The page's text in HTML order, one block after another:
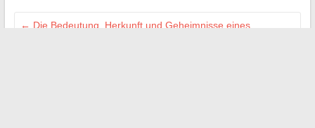
← Die Bedeutung, Herkunft und Geheimnisse eines